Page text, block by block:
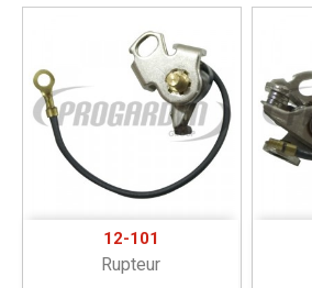
12-101
Rupteur